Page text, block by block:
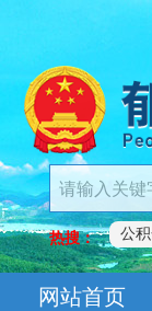
热搜： 公
网站首页